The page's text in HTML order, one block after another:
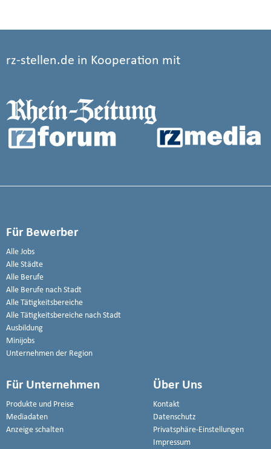
rz-stellen.de in Kooperation mit
Für Bewerber
Alle Jobs
Alle Städte
Alle Berufe
Alle Berufe nach Stadt
Alle Tätigkeitsbereiche
Alle Tätigkeitsbereiche nach Stadt
Ausbildung
Minijobs
Unternehmen der Region
Für Unternehmen
Produkte und Preise
Mediadaten
Anzeige schalten
Über Uns
Kontakt
Datenschutz
Privatsphäre-Einstellungen
Impressum